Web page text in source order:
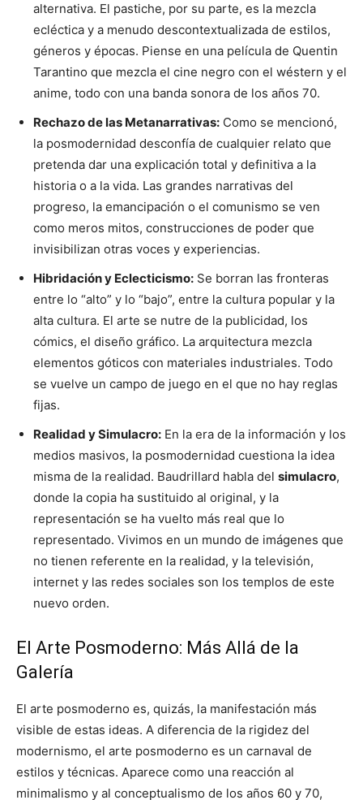
alternativa. El pastiche, por su parte, es la mezcla
ecléctica y a menudo descontextualizada de estilos,
géneros y épocas. Piense en una película de Quentin
Tarantino que mezcla el cine negro con el wéstern y el
anime, todo con una banda sonora de los años 70.
Rechazo de las Metanarrativas: Como se mencionó,
la posmodernidad desconfía de cualquier relato que
pretenda dar una explicación total y definitiva a la
historia o a la vida. Las grandes narrativas del
progreso, la emancipación o el comunismo se ven
como meros mitos, construcciones de poder que
invisibilizan otras voces y experiencias.
Hibridación y Eclecticismo: Se borran las fronteras
entre lo “alto” y lo “bajo”, entre la cultura popular y la
alta cultura. El arte se nutre de la publicidad, los
cómics, el diseño gráfico. La arquitectura mezcla
elementos góticos con materiales industriales. Todo
se vuelve un campo de juego en el que no hay reglas
fijas.
Realidad y Simulacro: En la era de la información y los
medios masivos, la posmodernidad cuestiona la idea
misma de la realidad. Baudrillard habla del simulacro,
donde la copia ha sustituido al original, y la
representación se ha vuelto más real que lo
representado. Vivimos en un mundo de imágenes que
no tienen referente en la realidad, y la televisión,
internet y las redes sociales son los templos de este
nuevo orden.
El Arte Posmoderno: Más Allá de la
Galería
El arte posmoderno es, quizás, la manifestación más
visible de estas ideas. A diferencia de la rigidez del
modernismo, el arte posmoderno es un carnaval de
estilos y técnicas. Aparece como una reacción al
minimalismo y al conceptualismo de los años 60 y 70,